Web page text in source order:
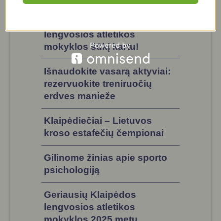
lengvosios atletikos
mokyklos šūkį kartu!
Išnaudokite vasarą aktyviai:
rezervuokite treniruočių
erdves manieže
Klaipėdiečiai – Lietuvos
kroso estafečių čempionai
Gilinome žinias apie sporto
psichologiją
Geriausių Klaipėdos
lengvosios atletikos